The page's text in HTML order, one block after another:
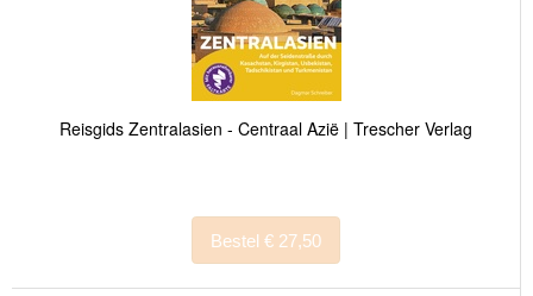
Reisgids Zentralasien - Centraal Azië | Trescher Verlag
Bestel € 27,50